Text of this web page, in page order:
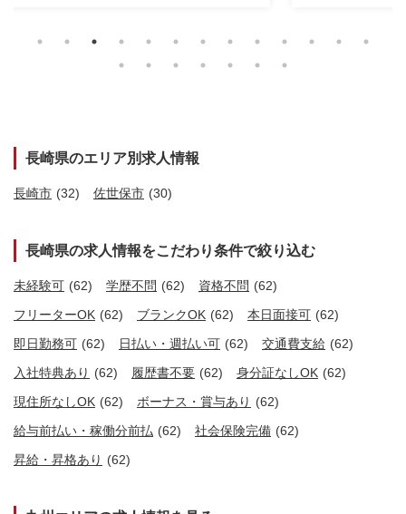
長崎県のエリア別求人情報
長崎市 (32) 佐世保市 (30)
長崎県の求人情報をこだわり条件で絞り込む
未経験可 (62) 学歴不問 (62) 資格不問 (62)
フリーターOK (62) ブランクOK (62) 本日面接可 (62)
即日勤務可 (62) 日払い・週払い可 (62) 交通費支給 (62)
入社特典あり (62) 履歴書不要 (62) 身分証なしOK (62)
現住所なしOK (62) ボーナス・賞与あり (62)
給与前払い・稼働分前払 (62) 社会保険完備 (62)
昇給・昇格あり (62)